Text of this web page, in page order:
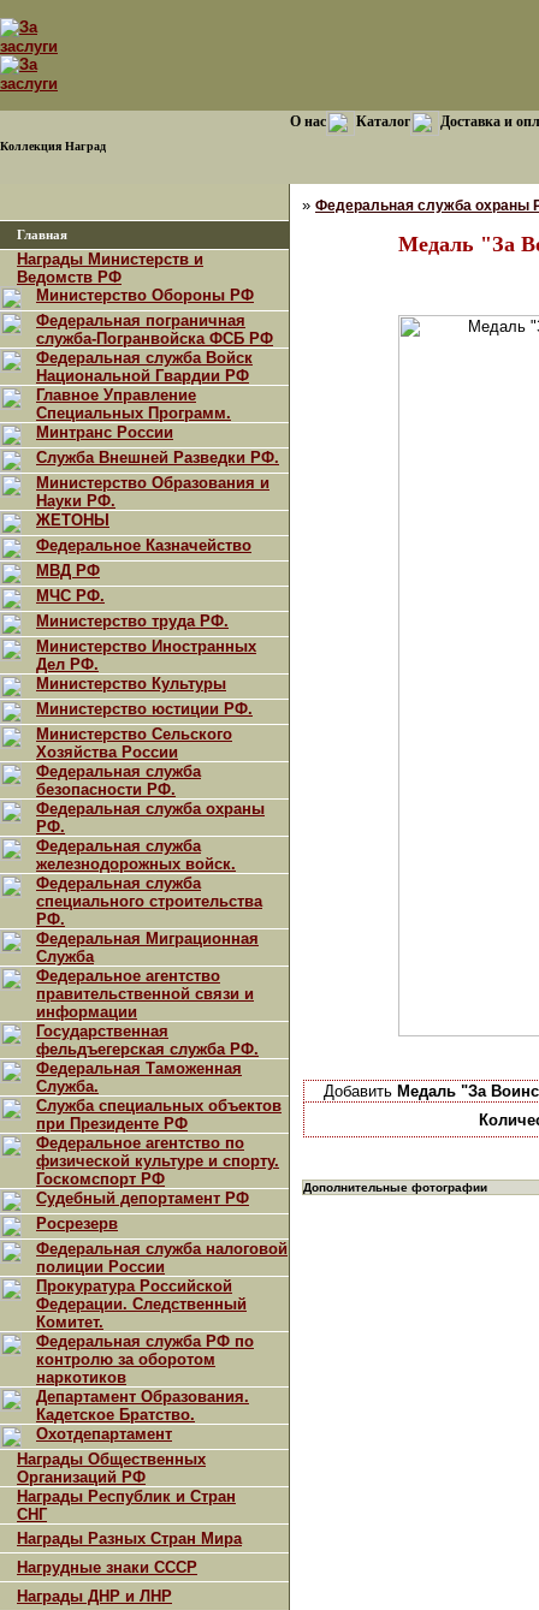
Коллекция Наград
О нас Каталог Доставка и
Главная
Награды Министерств и
Ведомств РФ
Министерство Обороны РФ
Федеральная пограничная
служба-Погранвойска ФСБ РФ
Федеральная служба Войск
Национальной Гвардии РФ
Главное Управление
Специальных Программ.
Минтранс России
Служба Внешней Разведки РФ.
Министерство Образования и
Науки РФ.
ЖЕТОНЫ
Федеральное Казначейство
МВД РФ
МЧС РФ.
Министерство труда РФ.
Министерство Иностранных
Дел РФ.
Министерство Культуры
Министерство юстиции РФ.
Министерство Сельского
Хозяйства России
Федеральная служба
безопасности РФ.
Федеральная служба охраны
РФ.
Федеральная служба
железнодорожных войск.
Федеральная служба
специального строительства
РФ.
Федеральная Миграционная
Служба
Федеральное агентство
правительственной связи и
информации
Государственная
фельдъегерская служба РФ.
Федеральная Таможенная
Служба.
Служба специальных объектов
при Президенте РФ
Федеральное агентство по
физической культуре и спорту.
Госкомспорт РФ
Судебный депортамент РФ
Росрезерв
Федеральная служба налоговой
полиции России
Прокуратура Российской
Федерации. Следственный
Комитет.
Федеральная служба РФ по
контролю за оборотом
наркотиков
Департамент Образования.
Кадетское Братство.
Охотдепартамент
Награды Общественных
Организаций РФ
Награды Республик и Стран
СНГ
Награды Разных Стран Мира
Нагрудные знаки СССР
Награды ДНР и ЛНР
» Федеральная служба охраны
Медаль "За
Добавить Медаль "За
Дополнительные фотографии